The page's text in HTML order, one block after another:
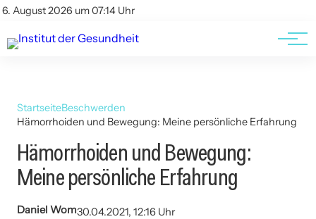
6. August 2026 um 07:14 Uhr
Kontakt
Kontakt
AGBs
StartseiteBeschwerden
Hämorrhoiden und Bewegung: Meine persönliche Erfahrung
Hämorrhoiden und Bewegung:
Meine persönliche Erfahrung
Daniel Wom30.04.2021, 12:16 Uhr